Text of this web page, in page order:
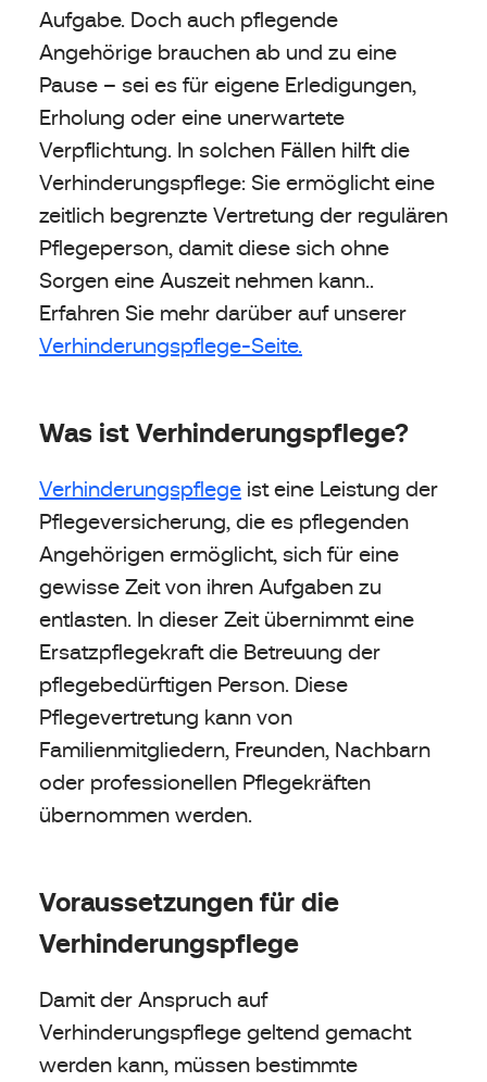
Aufgabe. Doch auch pflegende
Angehörige brauchen ab und zu eine
Pause – sei es für eigene Erledigungen,
Erholung oder eine unerwartete
Verpflichtung. In solchen Fällen hilft die
Verhinderungspflege: Sie ermöglicht eine
zeitlich begrenzte Vertretung der regulären
Pflegeperson, damit diese sich ohne
Sorgen eine Auszeit nehmen kann..
Erfahren Sie mehr darüber auf unserer
Verhinderungspflege-Seite.
Was ist Verhinderungspflege?
Verhinderungspflege ist eine Leistung der
Pflegeversicherung, die es pflegenden
Angehörigen ermöglicht, sich für eine
gewisse Zeit von ihren Aufgaben zu
entlasten. In dieser Zeit übernimmt eine
Ersatzpflegekraft die Betreuung der
pflegebedürftigen Person. Diese
Pflegevertretung kann von
Familienmitgliedern, Freunden, Nachbarn
oder professionellen Pflegekräften
übernommen werden.
Voraussetzungen für die
Verhinderungspflege
Damit der Anspruch auf
Verhinderungspflege geltend gemacht
werden kann, müssen bestimmte